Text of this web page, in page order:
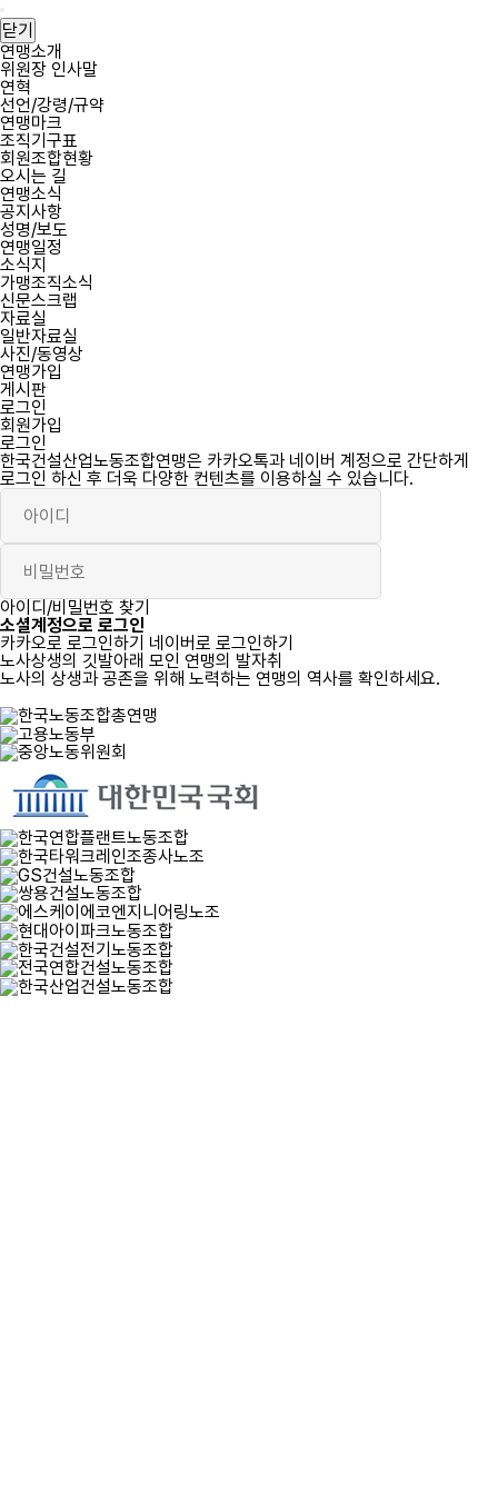
국
건
설
산
업
노
동
조
합
연
맹
뉴
열
기
닫기
연맹소개
위원장 인사말
연혁
선언/강령/규약
연맹마크
조직기구표
회원조합현황
오시는 길
연맹소식
공지사항
성명/보도
연맹일정
소식지
가맹조직소식
신문스크랩
자료실
일반자료실
사진/동영상
연맹가입
게시판
로그인
회원가입
로그인
한국건설산업노동조합연맹은 카카오톡과 네이버 계정으로 간단하게
로그인 하신 후 더욱 다양한 컨텐츠를 이용하실 수 있습니다.
원
아
이
디
밀
번
호
아이디/비밀번호 찾기
소셜계정으로 로그인
카카오로 로그인하기 네이버로 로그인하기
국
건
설
산
업
노
동
조
합
연
맹
역
사
노사상생의 깃발아래 모인 연맹의 발자취
노사의 상생과 공존을 위해 노력하는 연맹의 역사를 확인하세요.